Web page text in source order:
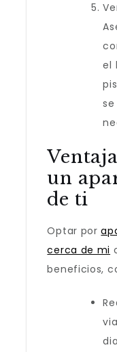
el
un
de ti
Optar por
cerca de mi
beneficios,